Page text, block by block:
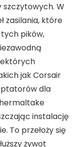
W
zasilania, które
pików,
jak Corsair
dla
instalację
To przełoży się
żywot